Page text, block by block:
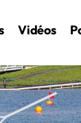
Vidéos